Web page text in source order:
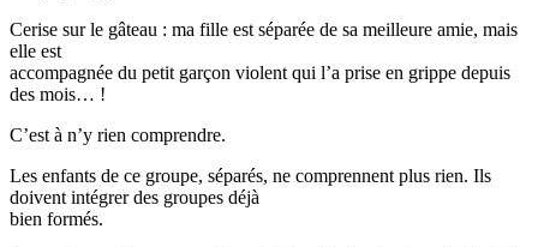
Cerise sur le gâteau : ma fille est séparée de sa meilleure amie, mais
elle est
accompagnée du petit garçon violent qui l’a prise en grippe depuis
des mois… !
C’est à n’y rien comprendre.
Les enfants de ce groupe, séparés, ne comprennent plus rien. Ils
doivent intégrer des groupes déjà
bien formés.